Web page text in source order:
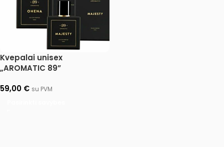
Kvepalai unisex
„AROMATIC 89”
59,00 € su PVM